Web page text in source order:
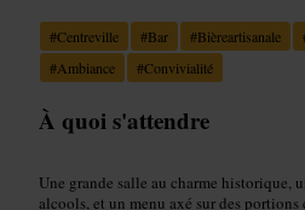
#Centreville #Bar #Bièreartisanale
#Ambiance #Convivialité
À quoi s'attendre
Une grande salle au charme historique,
alcools, et un menu axé sur des portions